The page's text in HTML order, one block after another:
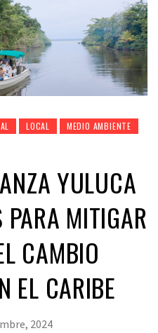
LOCAL
MEDIO AMBIENTE
YULUCA
MITIGAR
CAMBIO
EL CARIBE
2024